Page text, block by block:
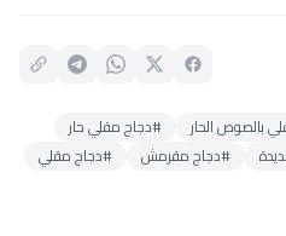
بالصوص الحار
#دجاج مقلي حار
#دجاج مقرمش #دجاج مقلي